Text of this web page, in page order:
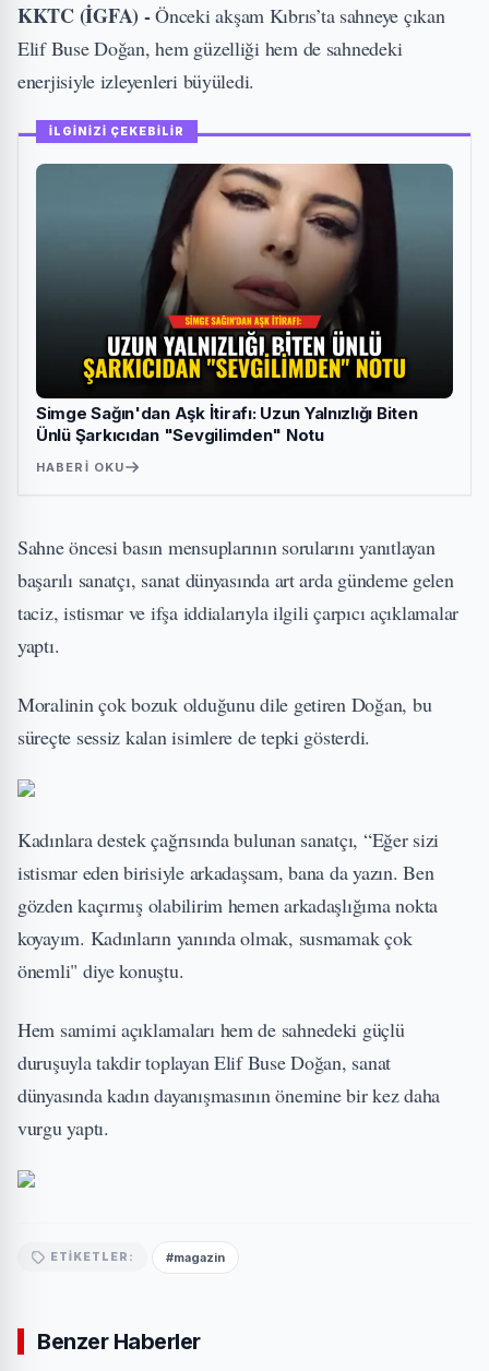
KKTC (İGFA) -Önceki akşam Kıbrıs’ta sahneye çıkan
Elif Buse Doğan, hem güzelliği hem de sahnedeki
enerjisiyle izleyenleri büyüledi.
İLGİNİZİ ÇEKEBİLİR
Simge Sağın'dan Aşk İtirafı: Uzun Yalnızlığı Biten
Ünlü Şarkıcıdan "Sevgilimden" Notu
HABERI OKU
Sahne öncesi basın mensuplarının sorularını yanıtlayan
başarılı sanatçı, sanat dünyasında art arda gündeme gelen
taciz, istismar ve ifşa iddialarıyla ilgili çarpıcı açıklamalar
yaptı.
Moralinin çok bozuk olduğunu dile getiren Doğan, bu
süreçte sessiz kalan isimlere de tepki gösterdi.
Kadınlara destek çağrısında bulunan sanatçı, “Eğer sizi
istismar eden birisiyle arkadaşsam, bana da yazın. Ben
gözden kaçırmış olabilirim hemen arkadaşlığıma nokta
koyayım. Kadınların yanında olmak, susmamak çok
önemli" diye konuştu.
Hem samimi açıklamaları hem de sahnedeki güçlü
duruşuyla takdir toplayan Elif Buse Doğan, sanat
dünyasında kadın dayanışmasının önemine bir kez daha
vurgu yaptı.
ETIKETLER: #magazin
Benzer Haberler